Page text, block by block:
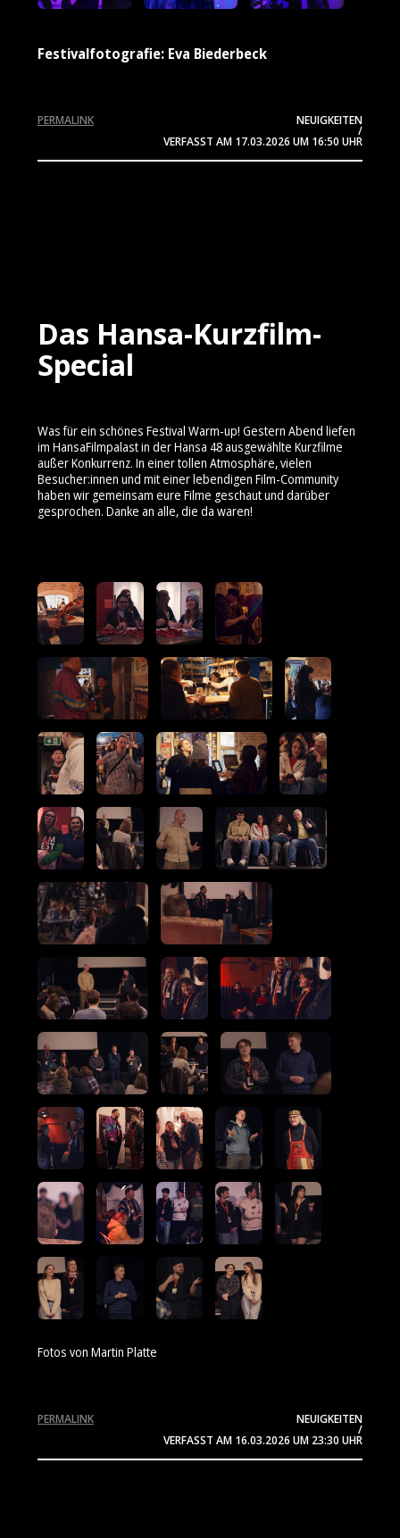
Festivalfotografie: Eva Biederbeck
NEUIGKEITEN
/
VERFASST AM 17.03.2026 UM 16:50 UHR
PERMALINK
Das Hansa-Kurzfilm-
Special
Was für ein schönes Festival Warm-up! Gestern Abend liefen
im HansaFilmpalast in der Hansa 48 ausgewählte Kurzfilme
außer Konkurrenz. In einer tollen Atmosphäre, vielen
Besucher:innen und mit einer lebendigen Film-Community
haben wir gemeinsam eure Filme geschaut und darüber
gesprochen. Danke an alle, die da waren!
Fotos von Martin Platte
NEUIGKEITEN
/
VERFASST AM 16.03.2026 UM 23:30 UHR
PERMALINK